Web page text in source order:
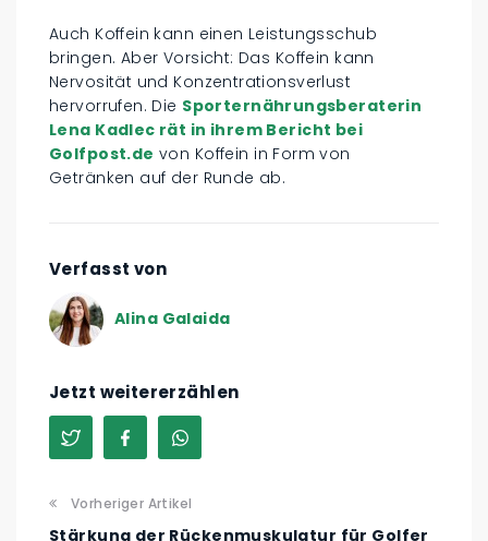
Auch Koffein kann einen Leistungsschub
bringen. Aber Vorsicht: Das Koffein kann
Nervosität und Konzentrationsverlust
hervorrufen. Die Sporternährungsberaterin
Lena Kadlec rät in ihrem Bericht bei
Golfpost.de von Koffein in Form von
Getränken auf der Runde ab.
Verfasst von
Alina Galaida
Jetzt weitererzählen
Vorheriger Artikel
Stärkung der Rückenmuskulatur für Golfer